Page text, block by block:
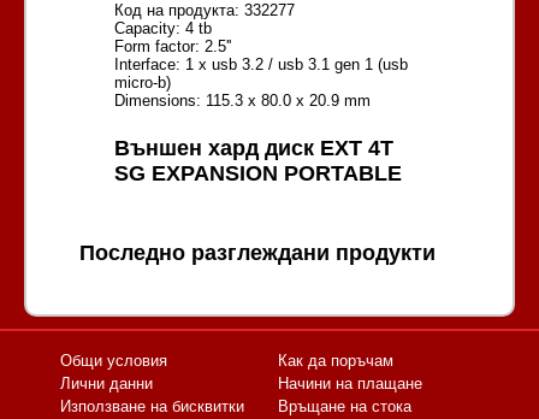
Код на продукта: 332277
Capacity: 4 tb
Form factor: 2.5''
Interface: 1 x usb 3.2 / usb 3.1 gen 1 (usb
micro-b)
Dimensions: 115.3 x 80.0 x 20.9 mm
Външен хард диск EXT 4T
SG EXPANSION PORTABLE
Последно разглеждани продукти
Общи условия
Лични данни
Използване на бисквитки
Как да поръчам
Начини на плащане
Връщане на стока